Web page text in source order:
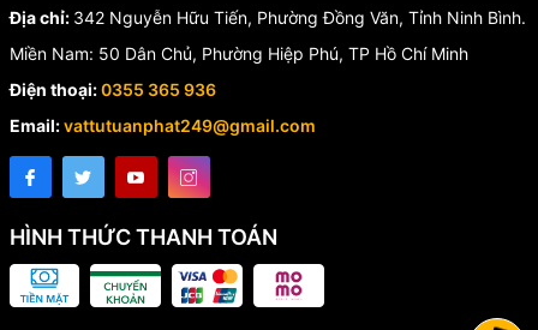
✔️ Tiết kiệm chi phí thay thế phụ kiện.
✔️ Phù hợp với nhiều mẫu bồn cầu hiện nay.
🏠 Ứng Dụng Thực Tế
Cụm nhấn tròn Hùng Anh LB05 được sử dụng rộng rãi tại:
🏢 Chung cư, căn hộ.
🏠 Nhà ở gia đình.
Địa chỉ: 342 Nguyễn Hữu Tiến, Phường Đồng Văn, Tỉnh Ninh Bình.
Miền Nam: 50 Dân Chủ, Phường Hiệp Phú, TP Hồ Chí Minh
Điện thoại:0355 365 936
Email:vattutuanphat249@gmail.com
HÌNH THỨC THANH TOÁN